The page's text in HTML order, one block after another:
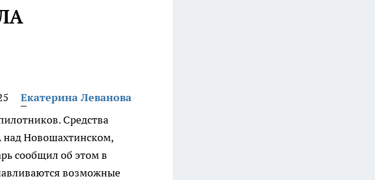
Екатерина Леванова
Средства
Новошахтинском,
сообщил об этом в
возможные